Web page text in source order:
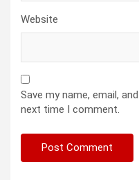
Website
Save my name, email,
next time I comment.